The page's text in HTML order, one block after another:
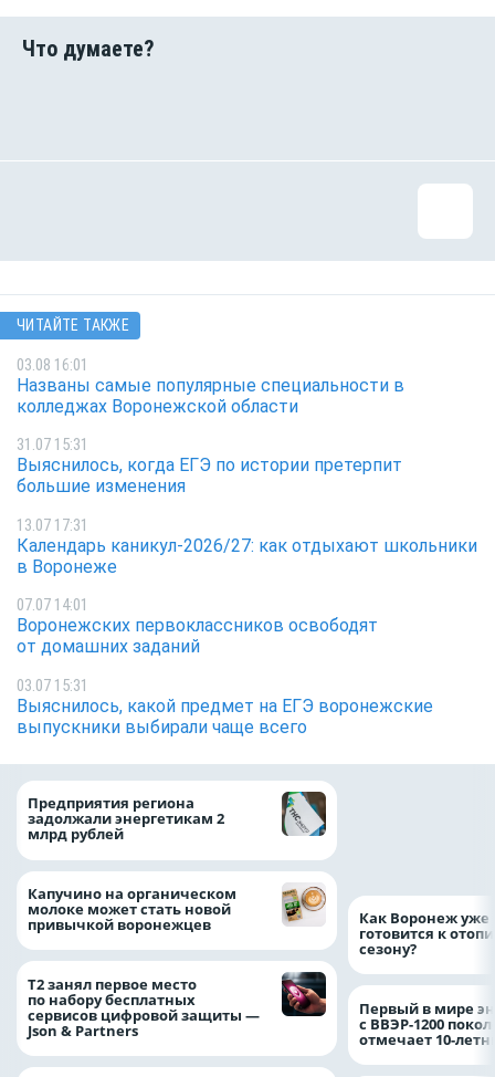
ЧИТАЙТЕ ТАКЖЕ
03.08 16:01
Названы самые популярные специальности в
колледжах Воронежской области
31.07 15:31
Выяснилось, когда ЕГЭ по истории претерпит
большие изменения
13.07 17:31
Календарь каникул-2026/27: как отдыхают школьники
в Воронеже
07.07 14:01
Воронежских первоклассников освободят
от домашних заданий
03.07 15:31
Выяснилось, какой предмет на ЕГЭ воронежские
выпускники выбирали чаще всего
Предприятия региона
задолжали энергетикам 2
млрд рублей
Капучино на органическом
молоке может стать новой
привычкой воронежцев
Т2 занял первое место
по набору бесплатных
сервисов цифровой защиты —
Json & Partners
Как Воронеж уже
готовится к
сезону?
Первый в мире
с ВВЭР-1200
отмечает 10-